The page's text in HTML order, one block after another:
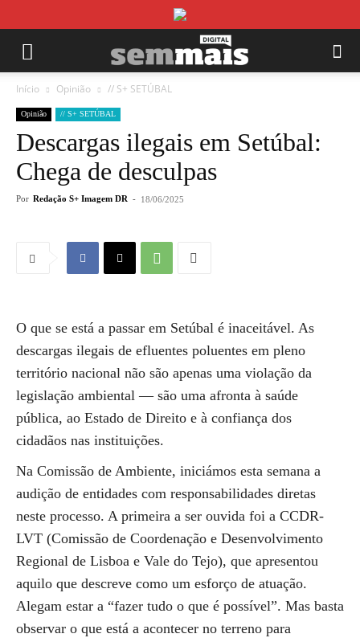
Início Opinião // S+ SETÚBAL
Opinião // S+ SETÚBAL
Descargas ilegais em Setúbal:
Chega de desculpas
Por Redação S+ Imagem DR - 18/06/2025
O que se está a passar em Setúbal é inaceitável. As
descargas ilegais de efluentes poluentes em pleno
território nacional não são apenas uma violação da
legislação ambiental — são uma afronta à saúde
pública, ao Estado de Direito e à confiança dos
cidadãos nas instituições.
Na Comissão de Ambiente, iniciámos esta semana a
audição de entidades com responsabilidades diretas
neste processo. A primeira a ser ouvida foi a CCDR-
LVT (Comissão de Coordenação e Desenvolvimento
Regional de Lisboa e Vale do Tejo), que apresentou
aquilo que descreve como um esforço de atuação.
Alegam estar a “fazer tudo o que é possível”. Mas basta
observar o que está a acontecer no terreno para